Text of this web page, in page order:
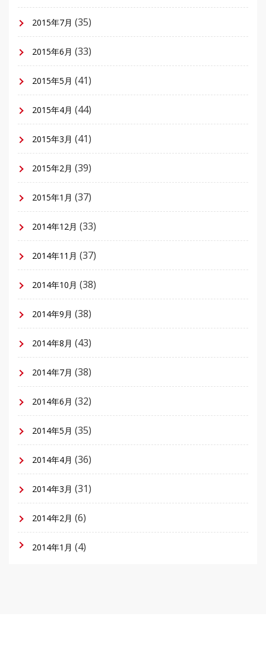
2015年7月 (35)
2015年6月 (33)
2015年5月 (41)
2015年4月 (44)
2015年3月 (41)
2015年2月 (39)
2015年1月 (37)
2014年12月 (33)
2014年11月 (37)
2014年10月 (38)
2014年9月 (38)
2014年8月 (43)
2014年7月 (38)
2014年6月 (32)
2014年5月 (35)
2014年4月 (36)
2014年3月 (31)
2014年2月 (6)
2014年1月 (4)